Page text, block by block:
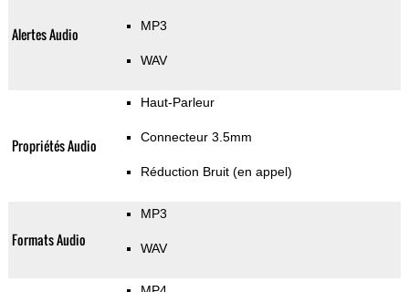
Alertes Audio MP3
WAV
Propriétés Audio
Haut-Parleur
Connecteur 3.5mm
Réduction Bruit (en appel)
Formats Audio
MP3
WAV